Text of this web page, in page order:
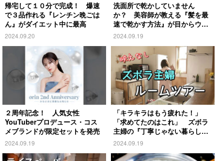
帰宅して１０分で完成！ 爆速
で３品作れる『レンチン晩ごは
ん』がダイエット中に最高
2024.09.20
洗面所で乾かしていません
か？ 美容師が教える『髪を最
速で乾かす方法』が目からウロ
コ
2024.09.19
２周年記念！ 人気女性
YouTuberプロデュース・コス
メブランドが限定セットを発売
2024.09.19
「キラキラはもう疲れた！」
「求めてたのはこれ」 ズボラ
主婦の『丁寧じゃない暮らし』
がこちら
2024.09.19